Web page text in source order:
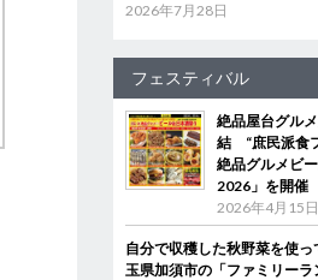
2026年7月28日
フェスティバル
絶品屋台グル
結 “庶民派食
絶品グルメビ
2026」を開催
2026年4月15日
自分で収穫した秋野菜を使
玉県加須市の「ファミリーラ